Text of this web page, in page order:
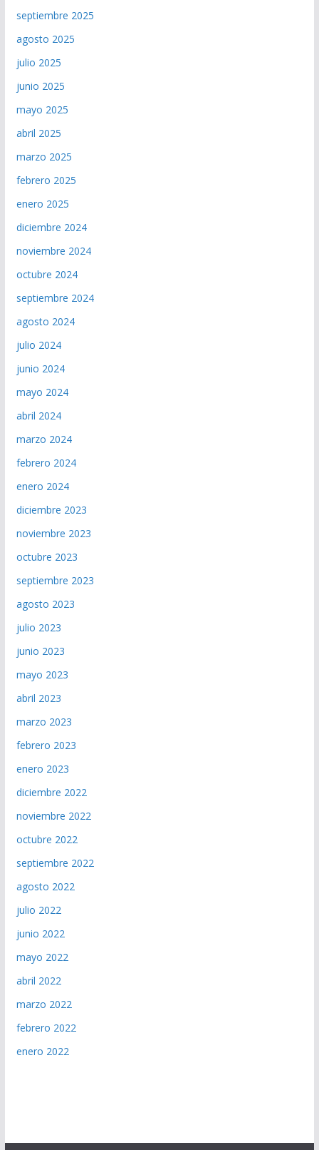
septiembre 2025
agosto 2025
julio 2025
junio 2025
mayo 2025
abril 2025
marzo 2025
febrero 2025
enero 2025
diciembre 2024
noviembre 2024
octubre 2024
septiembre 2024
agosto 2024
julio 2024
junio 2024
mayo 2024
abril 2024
marzo 2024
febrero 2024
enero 2024
diciembre 2023
noviembre 2023
octubre 2023
septiembre 2023
agosto 2023
julio 2023
junio 2023
mayo 2023
abril 2023
marzo 2023
febrero 2023
enero 2023
diciembre 2022
noviembre 2022
octubre 2022
septiembre 2022
agosto 2022
julio 2022
junio 2022
mayo 2022
abril 2022
marzo 2022
febrero 2022
enero 2022